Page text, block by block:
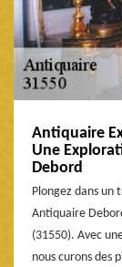
Antiquaire
Une
Debord
Plongez dans un
Antiquaire
(31550). Avec
nous curons des